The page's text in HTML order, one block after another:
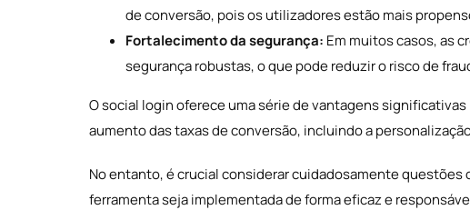
de conversão, pois os utilizadores estão mais
Fortalecimento da segurança: Em muitos casos, as
segurança robustas, o que pode reduzir o risco de
O social login oferece uma série de vantagens
aumento das taxas de conversão, incluindo a
No entanto, é crucial considerar cuidadosamente
ferramenta seja implementada de forma eficaz e